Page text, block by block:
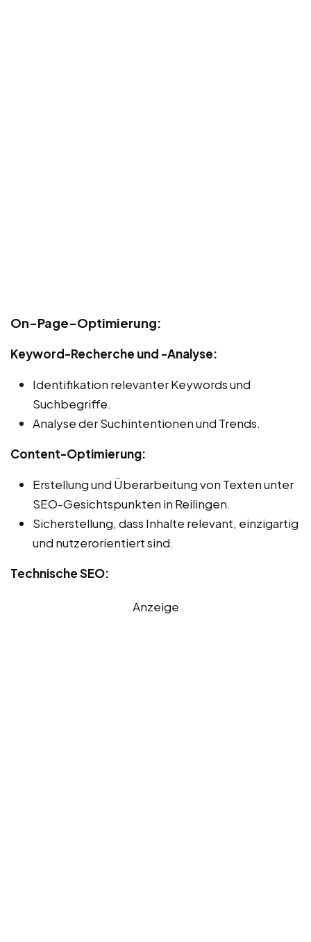
On-Page-Optimierung:
Keyword-Recherche und -Analyse:
Identifikation relevanter Keywords und
Suchbegriffe.
Analyse der Suchintentionen und Trends.
Content-Optimierung:
Erstellung und Überarbeitung von Texten unter
SEO-Gesichtspunkten in Reilingen.
Sicherstellung, dass Inhalte relevant, einzigartig
und nutzerorientiert sind.
Technische SEO:
Anzeige